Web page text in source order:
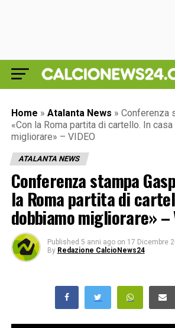
Home » Atalanta News » Conferenza
«Con la Roma partita di cartello. In
migliorare» – VIDEO
ATALANTA NEWS
Conferenza stampa
la Roma partita di
dobbiamo migliorare» –
Published 5 anni ago on 17 Dicembre
By Redazione CalcioNews24